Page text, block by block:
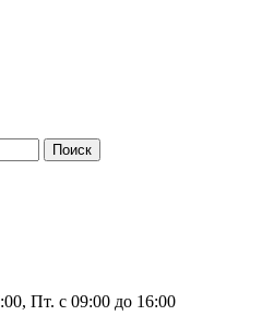
Пт. с 09:00 до 16:00